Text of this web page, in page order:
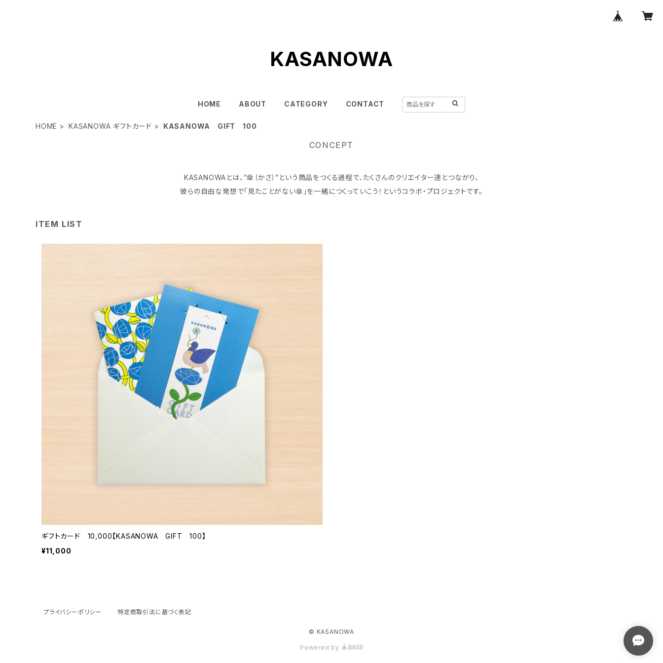
KASANOWA
HOME ABOUT CATEGORY CONTACT
HOME KASANOWA ギフトカード KASANOWA GIFT 100
CONCEPT
KASANOWAとは、”傘（かさ）”という商品をつくる過程で、たくさんのクリエイター達とつながり、
彼らの自由な発想で「見たことがない傘」を一緒につくっていこう！というコラボ・プロジェクトです。
ITEM LIST
ギフトカード 10,000【KASANOWA GIFT 100】
¥11,000
プライバシーポリシー 特定商取引法に基づく表記
© KASANOWA
Powered by